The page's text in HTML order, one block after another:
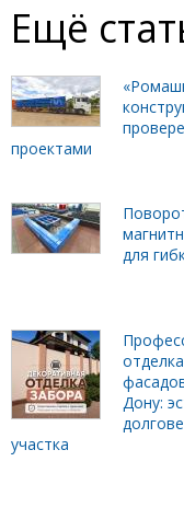
Ещё
проектами
для
Дону:
участка